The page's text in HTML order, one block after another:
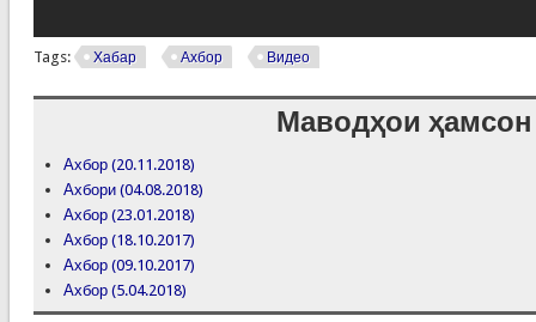
Tags: Хабар Ахбор Видео
Маводҳои ҳамсон
Ахбор (20.11.2018)
Ахбори (04.08.2018)
Ахбор (23.01.2018)
Ахбор (18.10.2017)
Ахбор (09.10.2017)
Ахбор (5.04.2018)